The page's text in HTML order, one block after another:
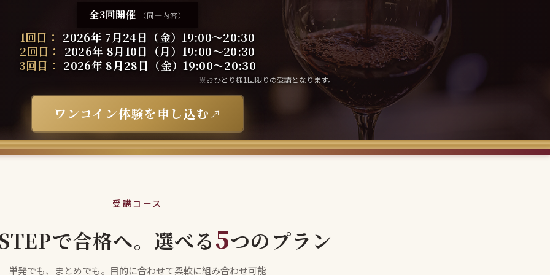
全3回開催 （同一内容）
1回目： 2026年 7月24日（金）19:00〜20:30
2回目：
2026年 8月10日（月）19:00〜20:30
3回目： 2026年 8月28日（金）19:00〜20:30
※おひとり様1回限りの受講となります。
ワンコイン体験を申し込む
受講コース
で合格へ。選べる5つのプラン
単発でも、まとめでも。目的に合わせて柔軟に組み合わせ可能